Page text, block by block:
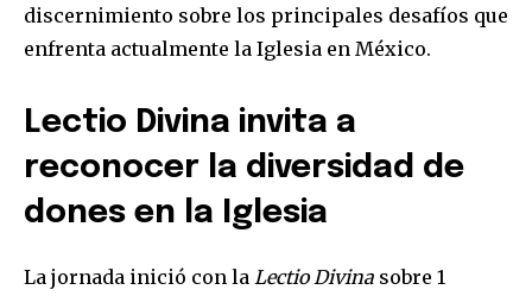
discernimiento sobre los principales desafíos que
enfrenta actualmente la Iglesia en México.
Lectio Divina invita a
reconocer la diversidad de
dones en la Iglesia
La jornada inició con la Lectio Divina sobre 1